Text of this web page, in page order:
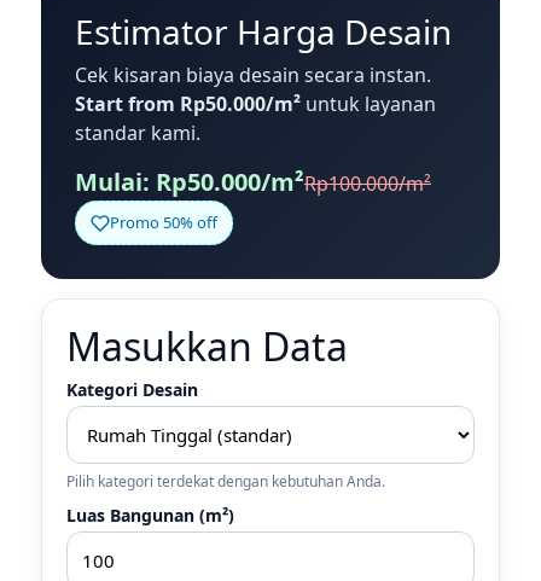
Estimator Harga Desain
Cek kisaran biaya desain secara instan.
Start from Rp50.000/m² untuk layanan
standar kami.
Mulai: Rp50.000/m²Rp100.000/m²
Promo 50% off
Masukkan Data
Kategori Desain
Pilih kategori terdekat dengan kebutuhan Anda.
Luas Bangunan (m²)